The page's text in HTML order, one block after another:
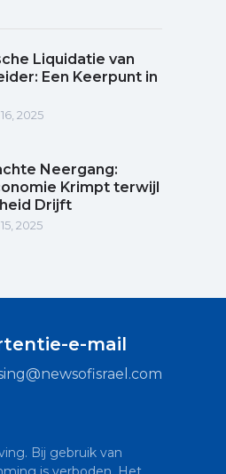
Liquidatie van
Een Keerpunt in
2025
Neergang:
Krimpt terwijl
Drijft
2025
e-mail
Bij gebruik van